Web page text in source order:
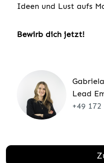
Ideen und Lust aufs
Bewirb dich jetzt!
Lead
+49